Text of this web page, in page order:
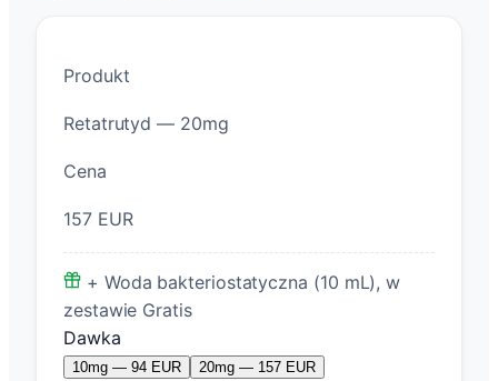
Produkt
Retatrutyd — 20mg
Cena
157 EUR
+ Woda bakteriostatyczna (10 mL), w
zestawie Gratis
Dawka
10mg — 94 EUR
20mg — 157 EUR